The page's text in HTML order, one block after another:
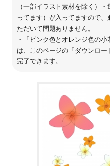
（一部イラスト素材を除く）・
ってます）が入ってますので
ただいて問題ありません。
・「ピンク色とオレンジ色の
は、このページの「ダウンロ
完了できます。